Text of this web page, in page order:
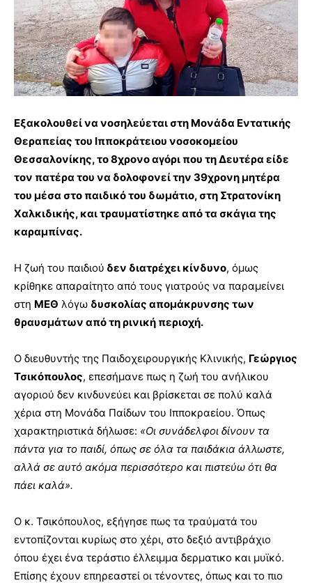
Εξακολουθεί να νοσηλεύεται στη Μονάδα Εντατικής
Θεραπείας του Ιπποκράτειου νοσοκομείου
Θεσσαλονίκης, το 8χρονο αγόρι που τη Δευτέρα είδε
τον πατέρα του να δολοφονεί την 39χρονη μητέρα
του μέσα στο παιδικό του δωμάτιο, στη Στρατονίκη
Χαλκιδικής, και τραυματίστηκε από τα σκάγια της
καραμπίνας.
Η ζωή του παιδιού δεν διατρέχει κίνδυνο, όμως
κρίθηκε απαραίτητο από τους γιατρούς να παραμείνει
στη ΜΕΘ λόγω δυσκολίας απομάκρυνσης των
θραυσμάτων από τη ρινική περιοχή.
Ο διευθυντής της Παιδοχειρουργικής Κλινικής, Γεώργιος
Τσικόπουλος, επεσήμανε πως η ζωή του ανήλικου
αγοριού δεν κινδυνεύει και βρίσκεται σε πολύ καλά
χέρια στη Μονάδα Παίδων του Ιπποκραείου. Όπως
χαρακτηριστικά δήλωσε: «Οι συνάδελφοι δίνουν τα
πάντα για το παιδί, όπως σε όλα τα παιδάκια άλλωστε,
αλλά σε αυτό ακόμα περισσότερο και πιστεύω ότι θα
πάει καλά».
Ο κ. Τσικόπουλος, εξήγησε πως τα τραύματά του
εντοπίζονται κυρίως στο χέρι, στο δεξιό αντιβράχιο
όπου έχει ένα τεράστιο έλλειμμα δερματικο και μυϊκό.
Επίσης έχουν επηρεαστεί οι τένοντες, όπως και το πιο